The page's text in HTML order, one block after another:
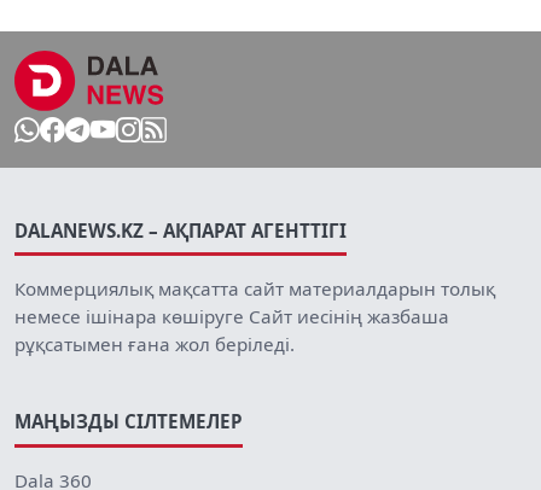
DALANEWS.KZ – АҚПАРАТ АГЕНТТІГІ
Коммерциялық мақсатта сайт материалдарын толық
немесе ішінара көшіруге Сайт иесінің жазбаша
рұқсатымен ғана жол беріледі.
МАҢЫЗДЫ СІЛТЕМЕЛЕР
Dala 360